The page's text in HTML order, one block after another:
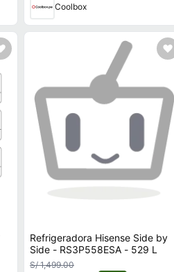
Coolbox
Refrigeradora Hisense Side by
Side - RS3P558ESA - 529 L
S/ 1,499.00